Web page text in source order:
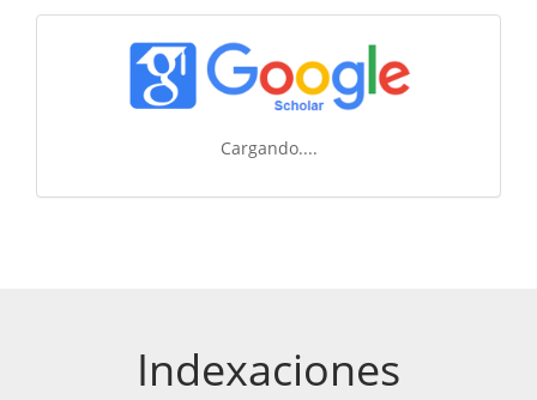
Cargando....
Indexaciones